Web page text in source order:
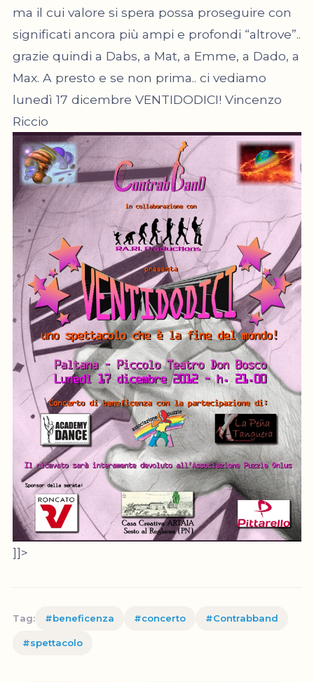
ma il cui valore si spera possa proseguire con
significati ancora più ampi e profondi “altrove”..
grazie quindi a Dabs, a Mat, a Emme, a Dado, a
Max. A presto e se non prima.. ci vediamo
lunedì 17 dicembre VENTIDODICI! Vincenzo
Riccio
]]>
Tag: #beneficenza #concerto #Contrabband
#spettacolo